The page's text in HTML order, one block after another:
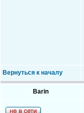
Вернуться к началу
Barin